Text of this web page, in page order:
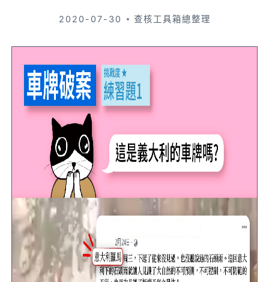
2020-07-30 查核工具箱總整理